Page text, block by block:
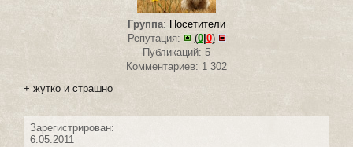
Группа: Посетители
Репутация:
(0| 0)
Публикаций: 5
Комментариев: 1 302
+ жутко и страшно
Зарегистрирован:
6.05.2011